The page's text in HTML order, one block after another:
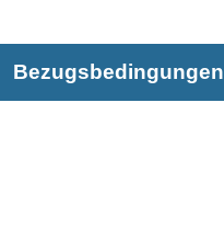
Bezugsbedingungen